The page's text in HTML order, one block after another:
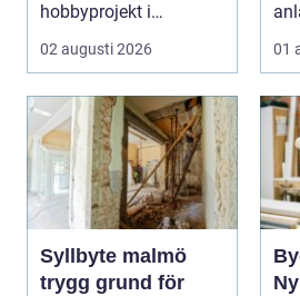
hobbyprojekt i
verkstaden till k...
02 augusti 2026 01
Syllbyte malmö
trygg grund för